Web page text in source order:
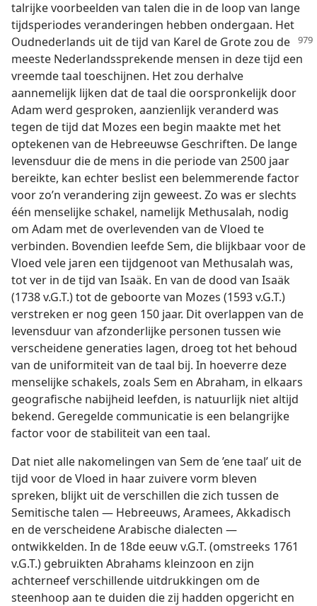
talrijke voorbeelden van talen die in de loop van lange
tijdsperiodes veranderingen hebben ondergaan. Het
Oudnederlands uit de tijd van Karel de Grote zou de
meeste Nederlandssprekende mensen in deze tijd een
vreemde taal toeschijnen. Het zou derhalve
aannemelijk lijken dat de taal die oorspronkelijk door
Adam werd gesproken, aanzienlijk veranderd was
tegen de tijd dat Mozes een begin maakte met het
optekenen van de Hebreeuwse Geschriften. De lange
levensduur die de mens in die periode van 2500 jaar
bereikte, kan echter beslist een belemmerende factor
voor zo’n verandering zijn geweest. Zo was er slechts
één menselijke schakel, namelijk Methusalah, nodig
om Adam met de overlevenden van de Vloed te
verbinden. Bovendien leefde Sem, die blijkbaar voor de
Vloed vele jaren een tijdgenoot van Methusalah was,
tot ver in de tijd van Isaäk. En van de dood van Isaäk
(1738 v.G.T.) tot de geboorte van Mozes (1593 v.G.T.)
verstreken er nog geen 150 jaar. Dit overlappen van de
levensduur van afzonderlijke personen tussen wie
verscheidene generaties lagen, droeg tot het behoud
van de uniformiteit van de taal bij. In hoeverre deze
menselijke schakels, zoals Sem en Abraham, in elkaars
geografische nabijheid leefden, is natuurlijk niet altijd
bekend. Geregelde communicatie is een belangrijke
factor voor de stabiliteit van een taal.
Dat niet alle nakomelingen van Sem de ’ene taal’ uit de
tijd voor de Vloed in haar zuivere vorm bleven
spreken, blijkt uit de verschillen die zich tussen de
Semitische talen — Hebreeuws, Aramees, Akkadisch
en de verscheidene Arabische dialecten —
ontwikkelden. In de 18de eeuw v.G.T. (omstreeks 1761
v.G.T.) gebruikten Abrahams kleinzoon en zijn
achterneef verschillende uitdrukkingen om de
steenhoop aan te duiden die zij hadden opgericht en